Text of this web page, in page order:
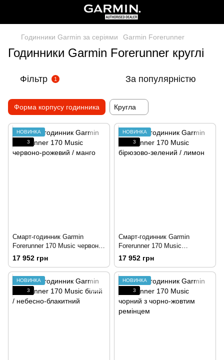
Годинники Garmin за серіями Garmin Forerunner
Годинники Garmin Forerunner круглі
Фільтр 1 За популярністю
Форма корпусу годинника Кругла
НОВИНКА
3
Смарт-годинник Garmin
Forerunner 170 Music червоно-
рожевий / манго
17 952 грн
НОВИНКА
3
Смарт-годинник Garmin
Forerunner 170 Music
бірюзово-зелений / лимон
17 952 грн
НОВИНКА
3
НОВИНКА
3